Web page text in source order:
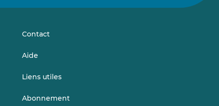
sursur
Contact
Aide
Liens utiles
Abonnement